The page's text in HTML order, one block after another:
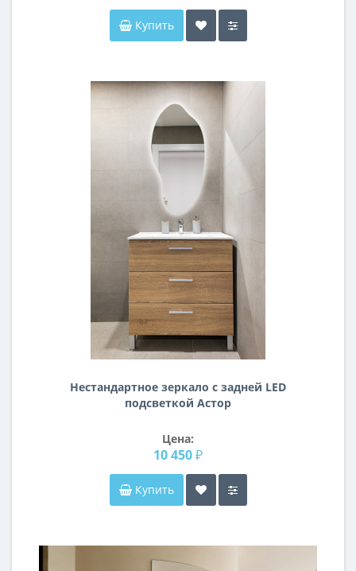
Купить
Нестандартное зеркало с задней LED
подсветкой Астор
Цена:
10 450 ₽
Купить